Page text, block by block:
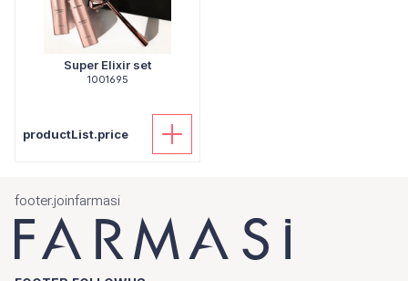
Super Elixir set
1001695
productList.price
footer.joinfarmasi